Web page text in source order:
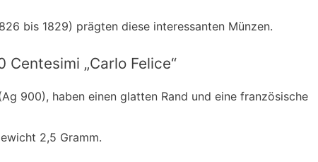
bis 1829) prägten diese interessanten Münzen.
Centesimi „Carlo Felice“
900), haben einen glatten Rand und eine französische
2,5 Gramm.